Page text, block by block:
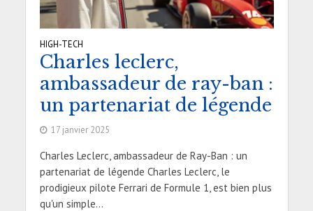
HIGH-TECH
Charles leclerc,
ambassadeur de ray-ban :
un partenariat de légende
17 janvier 2025
Charles Leclerc, ambassadeur de Ray-Ban : un
partenariat de légende Charles Leclerc, le
prodigieux pilote Ferrari de Formule 1, est bien plus
qu'un simple...